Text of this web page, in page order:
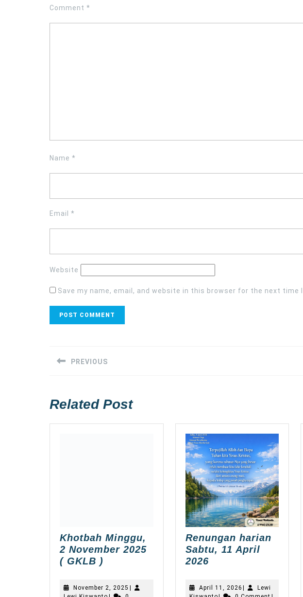
Comment *
Name *
Email *
Website
Save my name, email, and website in this browser for the next time
navigation
PREVIOUS
Related Post
Khotbah Minggu,
2 November 2025
( GKLB )
2
November 2, 2025 November
Renungan harian
Sabtu, 11 April
2026Renungan
Sabtu,
April 11, 2026 April
Lewi